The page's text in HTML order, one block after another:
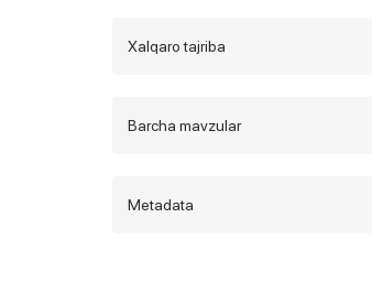
Xalqaro tajriba
Barcha mavzular
Metadata